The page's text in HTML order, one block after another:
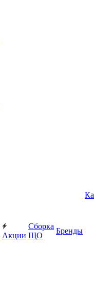
Акции
Сборка
ЩО
Бренды